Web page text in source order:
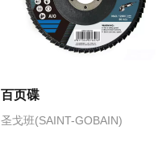
百页碟
圣戈班(SAINT-GOBAIN)